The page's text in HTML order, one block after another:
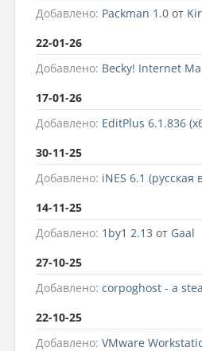
Добавлено: Packman 1.0 от
22-01-26
Добавлено: Becky! Internet
17-01-26
Добавлено: EditPlus 6.1.836
30-11-25
Добавлено: iNES 6.1 (русская
14-11-25
Добавлено: 1by1 2.13 от Gaal
27-10-25
Добавлено: corpoghost - a
22-10-25
Добавлено: VMware